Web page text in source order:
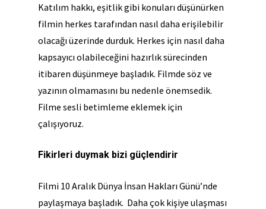
Katılım hakkı, eşitlik gibi konuları düşünürken
filmin herkes tarafından nasıl daha erişilebilir
olacağı üzerinde durduk. Herkes için nasıl daha
kapsayıcı olabileceğini hazırlık sürecinden
itibaren düşünmeye başladık. Filmde söz ve
yazının olmamasını bu nedenle önemsedik.
Filme sesli betimleme eklemek için
çalışıyoruz.
Fikirleri duymak bizi güçlendirir
Filmi 10 Aralık Dünya İnsan Hakları Günü’nde
paylaşmaya başladık. Daha çok kişiye ulaşması